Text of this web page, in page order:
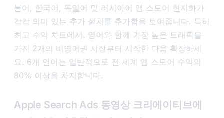
본어, 한국어, 독일어 및 러시아어 앱 스토어 현지화가
각각 의미 있는 추가 설치를 추가함을 보여줍니다. 특히
최고 수익 차트에서. 영어와 함께 가장 높은 트래픽을
가진 2개의 비영어권 시장부터 시작한 다음 확장하세
요. 6개 언어는 일반적으로 전 세계 앱 스토어 수익의
80% 이상을 차지합니다.
Apple Search Ads 동영상 크리에이티브에